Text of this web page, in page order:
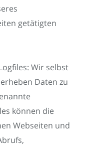
getätigten
Wir selbst
Daten zu
können die
Webseiten und